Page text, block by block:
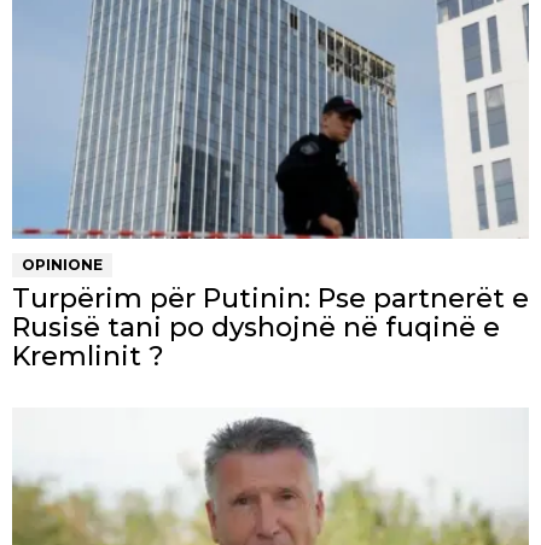
OPINIONE
Turpërim për Putinin: Pse partnerët e
Rusisë tani po dyshojnë në fuqinë e
Kremlinit ?